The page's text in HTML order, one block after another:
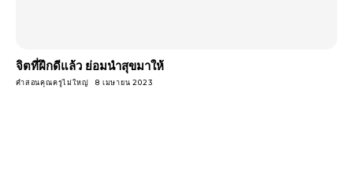
จิตที่ฝึกดีแล้ว ย่อมนําสุขมาให้
คำสอนคุณครูไม่ใหญ่ 8 เมษายน 2023